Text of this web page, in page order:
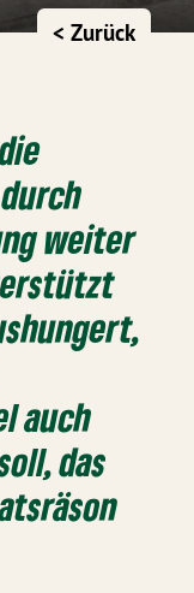
< Zurück
weiter
auch
das